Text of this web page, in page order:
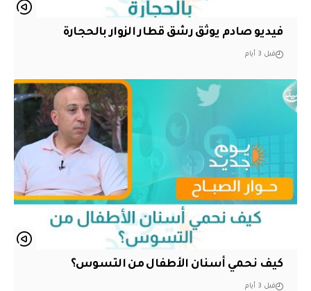
فيديو صادم يوثق رشق قطار الزوار بالحجارة
قبل 3 أيام
كيف نحمي أسنان الأطفال من التسوس؟
قبل 3 أيام